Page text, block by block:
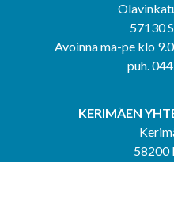
57130
Avoinna ma-pe klo
puh.
KERIMÄEN
58200